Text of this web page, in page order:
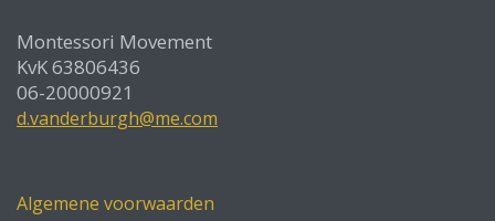
Montessori Movement
KvK 63806436
06-20000921
d.vanderburgh@me.com
Algemene voorwaarden